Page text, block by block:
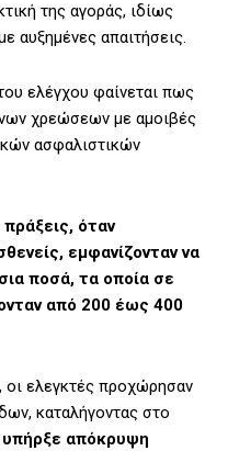
της αγοράς, ιδίως
αυξημένες απαιτήσεις.
ελέγχου φαίνεται πως
χρεώσεων με αμοιβές
ασφαλιστικών
πράξεις, όταν
εμφανίζονταν να
ποσά, τα οποία σε
από 200 έως 400
οι ελεγκτές προχώρησαν
καταλήγοντας στο
υπήρξε απόκρυψη